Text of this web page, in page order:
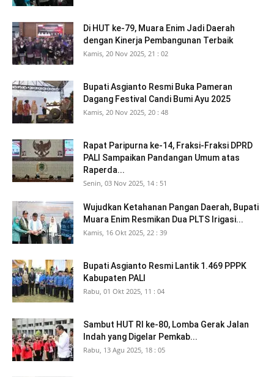
Di HUT ke-79, Muara Enim Jadi Daerah
dengan Kinerja Pembangunan Terbaik
Kamis, 20 Nov 2025, 21 : 02
Bupati Asgianto Resmi Buka Pameran
Dagang Festival Candi Bumi Ayu 2025
Kamis, 20 Nov 2025, 20 : 48
Rapat Paripurna ke-14, Fraksi-Fraksi DPRD
PALI Sampaikan Pandangan Umum atas
Raperda...
Senin, 03 Nov 2025, 14 : 51
Wujudkan Ketahanan Pangan Daerah, Bupati
Muara Enim Resmikan Dua PLTS Irigasi...
Kamis, 16 Okt 2025, 22 : 39
Bupati Asgianto Resmi Lantik 1.469 PPPK
Kabupaten PALI
Rabu, 01 Okt 2025, 11 : 04
Sambut HUT RI ke-80, Lomba Gerak Jalan
Indah yang Digelar Pemkab...
Rabu, 13 Agu 2025, 18 : 05